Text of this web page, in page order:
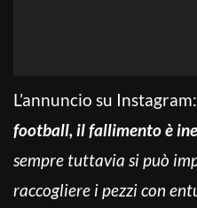
L’annuncio su Instagram:
football, il fallimento è
sempre tuttavia si può
raccogliere i pezzi con